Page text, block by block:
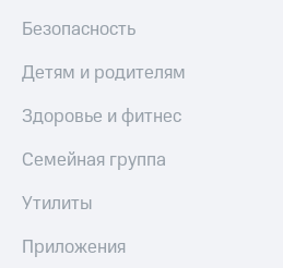
Безопасность
Детям и родителям
Здоровье и фитнес
Семейная группа
Утилиты
Приложения